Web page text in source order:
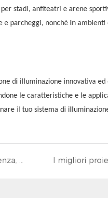
stadi, anfiteatri e arene
parcheggi, nonché in
di illuminazione innovativa
le caratteristiche e le
il tuo sistema di
Proiettori solari a LED per esterni: efficienza, versatilità e vantaggi